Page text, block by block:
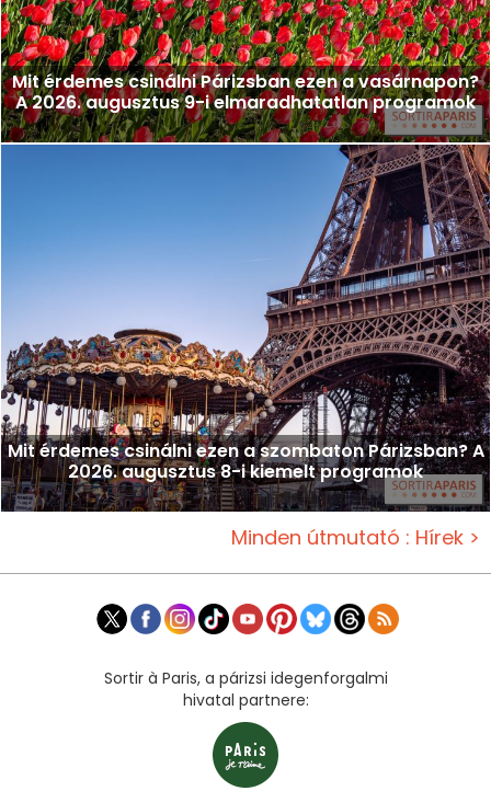
Mit érdemes csinálni Párizsban ezen a vasárnapon?
A 2026. augusztus 9-i elmaradhatatlan programok
Mit érdemes csinálni ezen a szombaton Párizsban? A
2026. augusztus 8-i kiemelt programok
Minden útmutató : Hírek >
Sortir à Paris, a párizsi idegenforgalmi
hivatal partnere: